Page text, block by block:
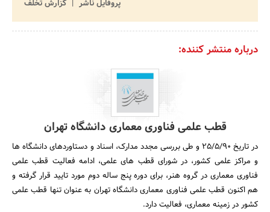
پروفایل ناشر گزارش تخلف
درباره منتشر کننده:
قطب علمی فناوری معماری دانشگاه تهران
در تاریخ 25/5/90 و طى بررسى مجدد مدارک، اسناد و دستاوردهاى دانشگاه­ ها
و مراکز علمى کشور، در شوراى قطب­ هاى علمى، ادامه فعالیت قطب علمى
فناورى معمارى در گروه هنر، براى دوره پنج ساله دوم مورد تایید قرار گرفته و
هم اکنون قطب علمى فناورى معمارى دانشگاه تهران به عنوان تنها قطب علمى
کشور در زمینه معمارى، فعالیت دارد.